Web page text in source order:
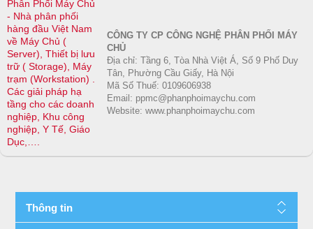
Phân Phối Máy Chủ
- Nhà phân phối
hàng đầu Việt Nam
về Máy Chủ (
Server), Thiết bị lưu
trữ ( Storage), Máy
trạm (Workstation) .
Các giải pháp hạ
tầng cho các doanh
nghiệp, Khu công
nghiệp, Y Tế, Giáo
Dục,….
CÔNG TY CP CÔNG NGHỆ PHÂN PHỐI MÁY
CHỦ
Địa chỉ: Tầng 6, Tòa Nhà Việt Á, Số 9 Phố Duy
Tân, Phường Cầu Giấy, Hà Nội
Mã Số Thuế: 0109606938
Email: ppmc@phanphoimaychu.com
Website: www.phanphoimaychu.com
Thông tin